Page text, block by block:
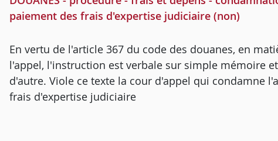
paiement des frais d'expertise judiciaire (non)
En vertu de l'article 367 du code des douanes, en
l'appel, l'instruction est verbale sur simple mémoire
d'autre. Viole ce texte la cour d'appel qui condamne
frais d'expertise judiciaire